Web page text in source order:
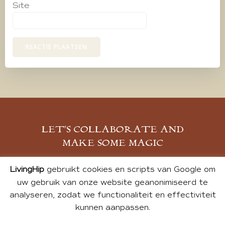
Site
LET’S COLLABORATE AND
MAKE SOME MAGIC
MELD JE AAN
LivingHipgebruikt cookies en scripts van Google om
uw gebruik van onze website geanonimiseerd te
analyseren, zodat we functionaliteit en effectiviteit
kunnen aanpassen.